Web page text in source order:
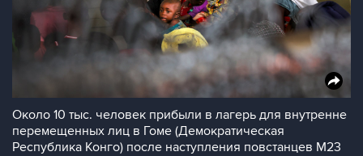
Около 10 тыс. человек прибыли в лагерь для внутренне
перемещенных лиц в Гоме (Демократическая
Республика Конго) после наступления повстанцев M23